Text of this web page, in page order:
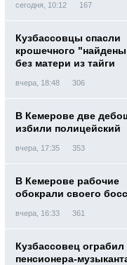
сегодня, 10:12 167
Кузбассовцы спасли
крошечного
без матери из тайги
вчера, 18:48 306
В Кемерове две
избили полицейский
вчера, 17:35 353
В Кемерове рабочие
обокрали своего
вчера, 16:33 361
Кузбассовец ограбил
пенсионера-